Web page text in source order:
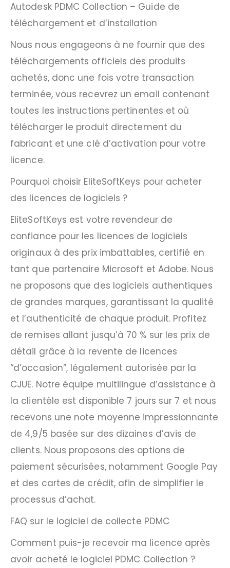
Autodesk PDMC Collection – Guide de
téléchargement et d’installation
Nous nous engageons à ne fournir que des
téléchargements officiels des produits
achetés, donc une fois votre transaction
terminée, vous recevrez un email contenant
toutes les instructions pertinentes et où
télécharger le produit directement du
fabricant et une clé d’activation pour votre
licence.
Pourquoi choisir EliteSoftKeys pour acheter
des licences de logiciels ?
EliteSoftKeys est votre revendeur de
confiance pour les licences de logiciels
originaux à des prix imbattables, certifié en
tant que partenaire Microsoft et Adobe. Nous
ne proposons que des logiciels authentiques
de grandes marques, garantissant la qualité
et l’authenticité de chaque produit. Profitez
de remises allant jusqu’à 70 % sur les prix de
détail grâce à la revente de licences
“d’occasion”, légalement autorisée par la
CJUE. Notre équipe multilingue d’assistance à
la clientèle est disponible 7 jours sur 7 et nous
recevons une note moyenne impressionnante
de 4,9/5 basée sur des dizaines d’avis de
clients. Nous proposons des options de
paiement sécurisées, notamment Google Pay
et des cartes de crédit, afin de simplifier le
processus d’achat.
FAQ sur le logiciel de collecte PDMC
Comment puis-je recevoir ma licence après
avoir acheté le logiciel PDMC Collection ?